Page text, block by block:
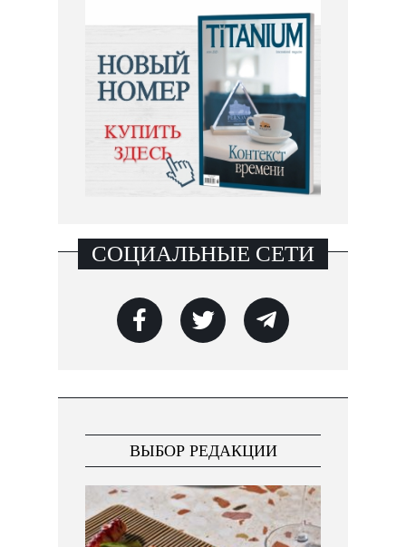
СОЦИАЛЬНЫЕ СЕТИ
ВЫБОР РЕДАКЦИИ